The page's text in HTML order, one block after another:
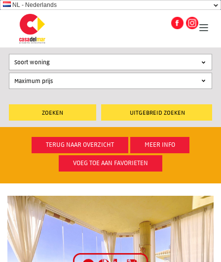
NL - Nederlands
UITGEBREID ZOEKEN
Soort woning
TERUG NAAR OVERZICHT MEER INFO
VOEG TOE AAN FAVORIETEN